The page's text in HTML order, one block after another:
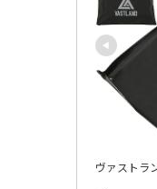
ヴァストラ